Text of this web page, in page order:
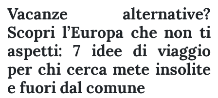
Vacanze alternative?
Scopri l’Europa che non ti
aspetti: 7 idee di viaggio
per chi cerca mete insolite
e fuori dal comune